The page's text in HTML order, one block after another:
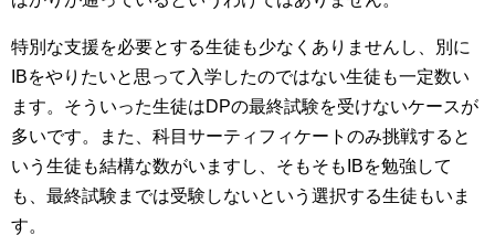
特別な支援を必要とする生徒も少なくありませんし、別に
IBをやりたいと思って入学したのではない生徒も一定数い
ます。そういった生徒はDPの最終試験を受けないケースが
多いです。また、科目サーティフィケートのみ挑戦すると
いう生徒も結構な数がいますし、そもそもIBを勉強して
も、最終試験までは受験しないという選択する生徒もいま
す。